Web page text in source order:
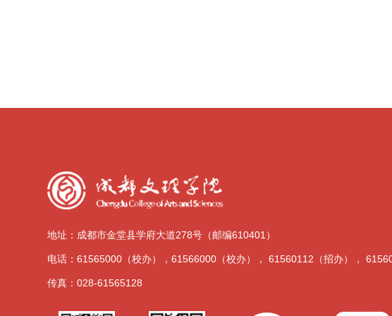
地址： 成都市金堂县学府大道278号（邮编610401）
电话：61565000（校办），61566000（校办）， 61560112（招办），
传真：028-61565128